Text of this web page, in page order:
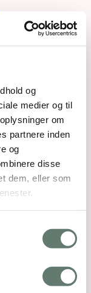
og
medier og til
om
partnere inden
og
disse
dem, eller som
Rights